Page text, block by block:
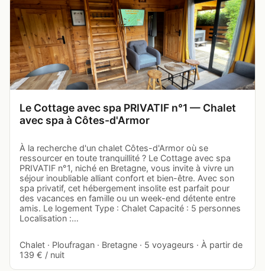
Le Cottage avec spa PRIVATIF n°1 — Chalet
avec spa à Côtes-d'Armor
À la recherche d'un chalet Côtes-d'Armor où se
ressourcer en toute tranquillité ? Le Cottage avec spa
PRIVATIF n°1, niché en Bretagne, vous invite à vivre un
séjour inoubliable alliant confort et bien-être. Avec son
spa privatif, cet hébergement insolite est parfait pour
des vacances en famille ou un week-end détente entre
amis. Le logement Type : Chalet Capacité : 5 personnes
Localisation :…
Chalet · Ploufragan · Bretagne · 5 voyageurs · À partir de
139 € / nuit